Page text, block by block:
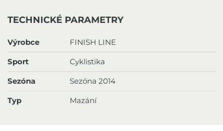
TECHNICKÉ PARAMETRY
Výrobce FINISH LINE
Sport Cyklistika
Sezóna Sezóna 2014
Typ Mazání